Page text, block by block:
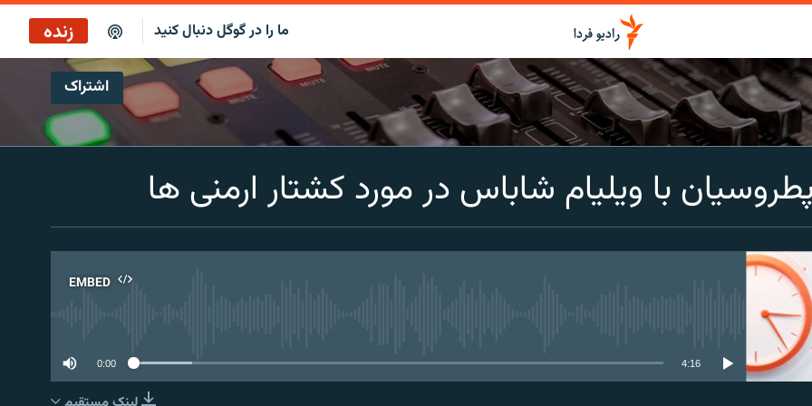
ما را در گوگل دنبال کنید زنده
پخش آنلاین
پخش رادیویی
پخش آنلاین
پخش ماهواره‌ای
اشتراک
با ویلیام شاباس در مورد کشتار ارمنی ها
EMBED
0:00 4:16